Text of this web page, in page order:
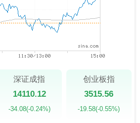
深证成指
14110.12
-34.08(-0.24%)
创业板指
3515.56
-19.58(-0.55%)